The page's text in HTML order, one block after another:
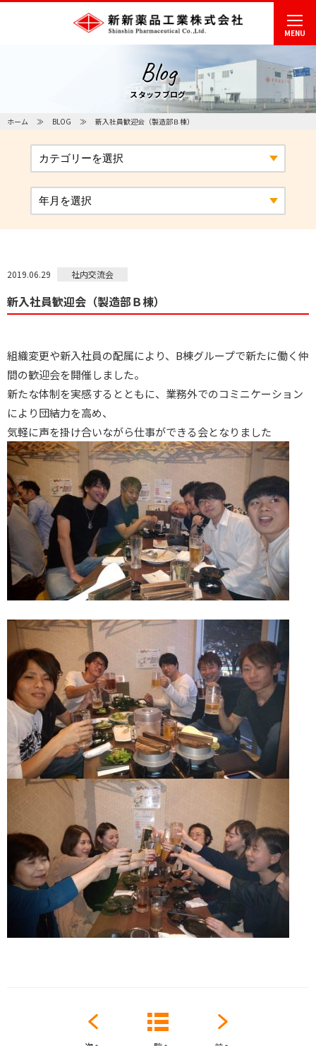
MENU
Blog
スタッフブログ
ホーム BLOG 新入社員歓迎会（製造部Ｂ棟）
2019.06.29 社内交流会
新入社員歓迎会（製造部Ｂ棟）
組織変更や新入社員の配属により、B棟グループで新たに働く仲
間の歓迎会を開催しました。
新たな体制を実感するとともに、業務外でのコミニケーション
により団結力を高め、
気軽に声を掛け合いながら仕事ができる会となりました